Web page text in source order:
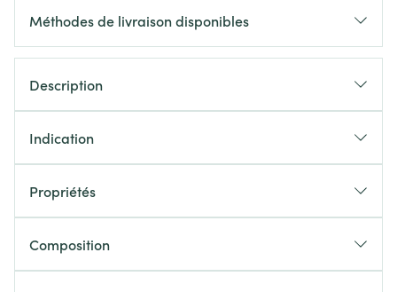
Méthodes de livraison disponibles
Description
Indication
Propriétés
Composition